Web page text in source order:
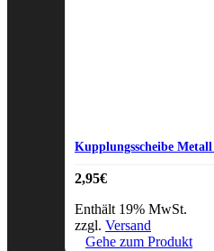
Kupplungsscheibe
2,95€
Enthält 19% MwSt.
zzgl. Versand
Gehe zum Produkt